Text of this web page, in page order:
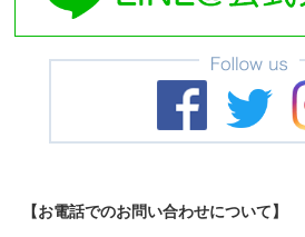
【お電話でのお問い合わせについて】